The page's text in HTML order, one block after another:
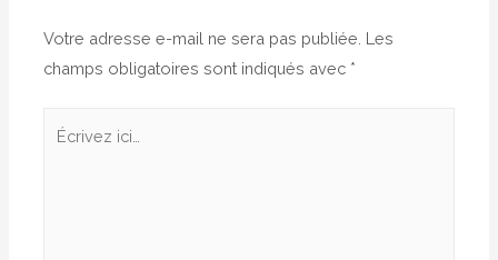
Votre adresse e-mail ne sera pas publiée. Les
champs obligatoires sont indiqués avec *